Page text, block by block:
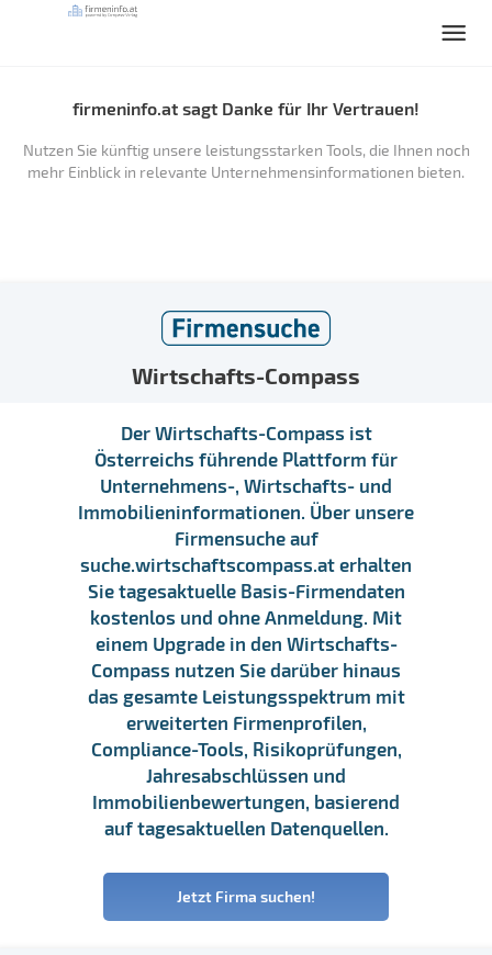
firmeninfo.at sagt Danke für Ihr Vertrauen!
Nutzen Sie künftig unsere leistungsstarken Tools, die Ihnen noch
mehr Einblick in relevante Unternehmensinformationen bieten.
Wirtschafts-Compass
Der Wirtschafts-Compass ist
Österreichs führende Plattform für
Unternehmens-, Wirtschafts- und
Immobilieninformationen. Über unsere
Firmensuche auf
suche.wirtschaftscompass.at erhalten
Sie tagesaktuelle Basis-Firmendaten
kostenlos und ohne Anmeldung. Mit
einem Upgrade in den Wirtschafts-
Compass nutzen Sie darüber hinaus
das gesamte Leistungsspektrum mit
erweiterten Firmenprofilen,
Compliance-Tools, Risikoprüfungen,
Jahresabschlüssen und
Immobilienbewertungen, basierend
auf tagesaktuellen Datenquellen.
Jetzt Firma suchen!